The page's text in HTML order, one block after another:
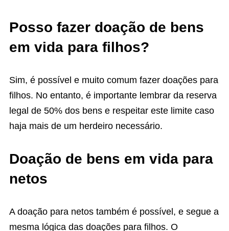
Posso fazer doação de bens
em vida para filhos?
Sim, é possível e muito comum fazer doações para
filhos. No entanto, é importante lembrar da reserva
legal de 50% dos bens e respeitar este limite caso
haja mais de um herdeiro necessário.
Doação de bens em vida para
netos
A doação para netos também é possível, e segue a
mesma lógica das doações para filhos. O